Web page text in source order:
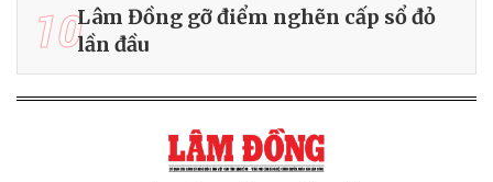
10Lâm Đồng gỡ điểm nghẽn cấp sổ đỏ
lần đầu